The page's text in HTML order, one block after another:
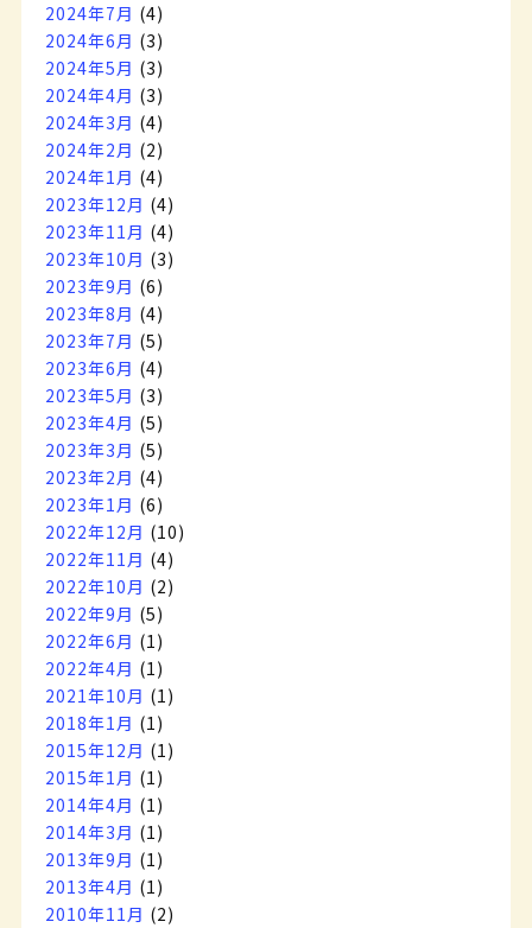
2024年7月 (4)
2024年6月 (3)
2024年5月 (3)
2024年4月 (3)
2024年3月 (4)
2024年2月 (2)
2024年1月 (4)
2023年12月 (4)
2023年11月 (4)
2023年10月 (3)
2023年9月 (6)
2023年8月 (4)
2023年7月 (5)
2023年6月 (4)
2023年5月 (3)
2023年4月 (5)
2023年3月 (5)
2023年2月 (4)
2023年1月 (6)
2022年12月 (10)
2022年11月 (4)
2022年10月 (2)
2022年9月 (5)
2022年6月 (1)
2022年4月 (1)
2021年10月 (1)
2018年1月 (1)
2015年12月 (1)
2015年1月 (1)
2014年4月 (1)
2014年3月 (1)
2013年9月 (1)
2013年4月 (1)
2010年11月 (2)